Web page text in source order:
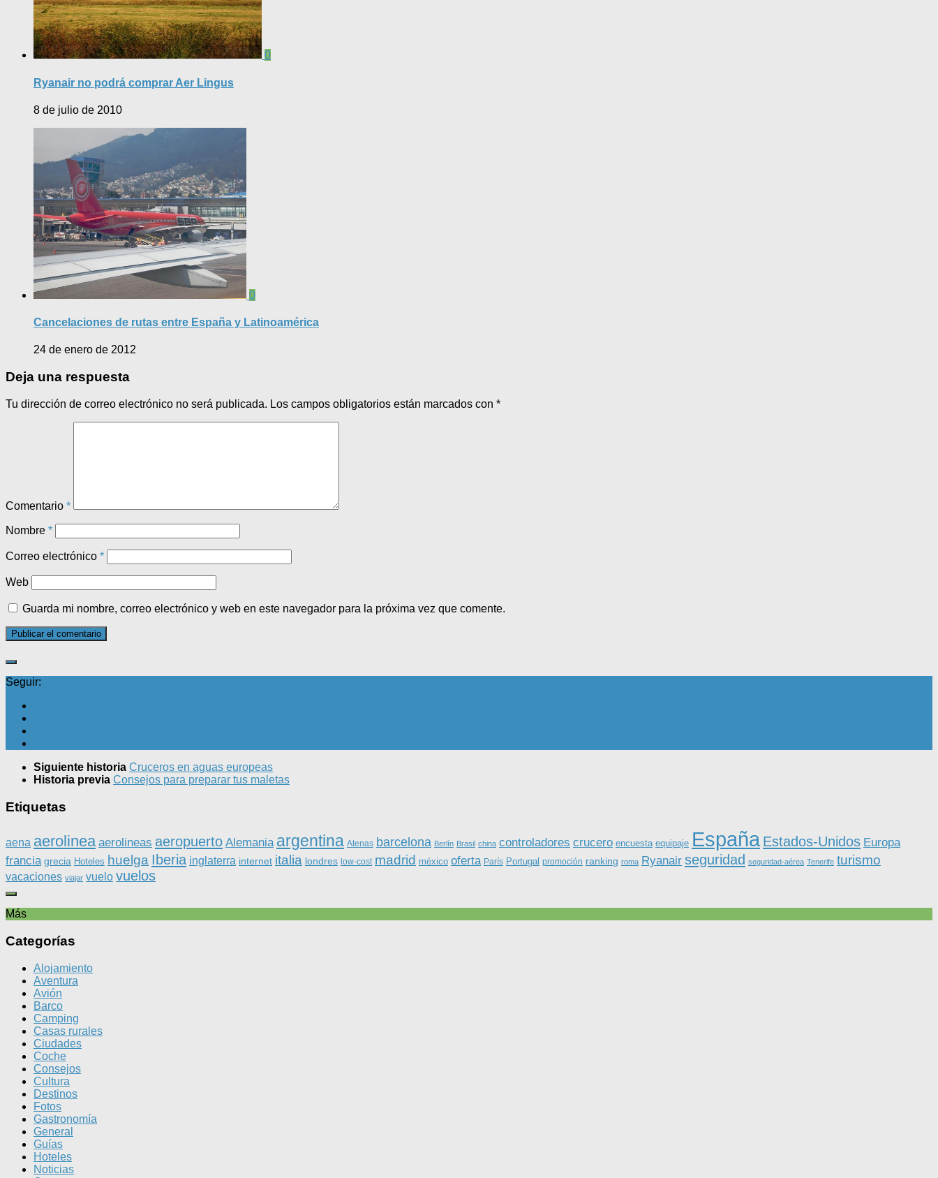
0
Ryanair no podrá comprar Aer Lingus
8 de julio de 2010
0
Cancelaciones de rutas entre España y Latinoamérica
24 de enero de 2012
Deja una respuesta
Tu dirección de correo electrónico no será publicada. Los campos obligatorios están marcados con *
Comentario *
Nombre *
Correo electrónico *
Web
Guarda mi nombre, correo electrónico y web en este navegador para la próxima vez que comente.
Seguir:
Siguiente historia Cruceros en aguas europeas
Historia previa Consejos para preparar tus maletas
Etiquetas
aena aerolinea aerolineas aeropuerto Alemania argentina Atenas barcelona Berlín Brasil china controladores crucero encuesta equipaje España Estados-Unidos Europa
francia grecia Hoteles huelga Iberia inglaterra internet italia londres low-cost madrid méxico oferta París Portugal promoción ranking roma Ryanair seguridad seguridad-aérea Tenerife turismo
vacaciones viajar vuelo vuelos
Más
Categorías
Alojamiento
Aventura
Avión
Barco
Camping
Casas rurales
Ciudades
Coche
Consejos
Cultura
Destinos
Fotos
Gastronomía
General
Guías
Hoteles
Noticias